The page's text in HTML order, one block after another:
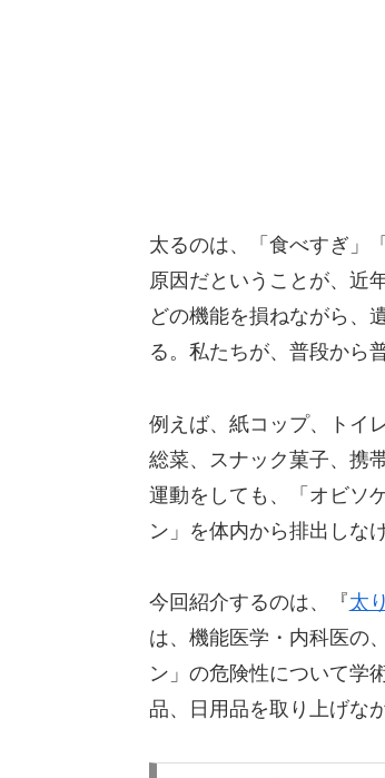
太るのは、「食べすぎ」
原因だということが、近
どの機能を損ねながら、
る。私たちが、普段から
例えば、紙コップ、トイ
総菜、スナック菓子、携
運動をしても、「オビソ
ン」を体内から排出しな
今回紹介するのは、『太
は、機能医学・内科医の
ン」の危険性について学
品、日用品を取り上げな